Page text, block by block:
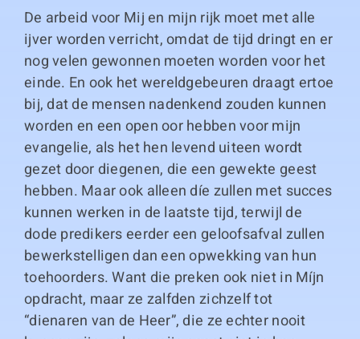
Duitse boeken
Links
De arbeid voor Mij en mijn rijk moet met alle
ijver worden verricht, omdat de tijd dringt en er
nog velen gewonnen moeten worden voor het
einde. En ook het wereldgebeuren draagt ertoe
bij, dat de mensen nadenkend zouden kunnen
worden en een open oor hebben voor mijn
evangelie, als het hen levend uiteen wordt
gezet door diegenen, die een gewekte geest
hebben. Maar ook alleen díe zullen met succes
kunnen werken in de laatste tijd, terwijl de
dode predikers eerder een geloofsafval zullen
bewerkstelligen dan een opwekking van hun
toehoorders. Want die preken ook niet in Míjn
opdracht, maar ze zalfden zichzelf tot
“dienaren van de Heer”, die ze echter nooit